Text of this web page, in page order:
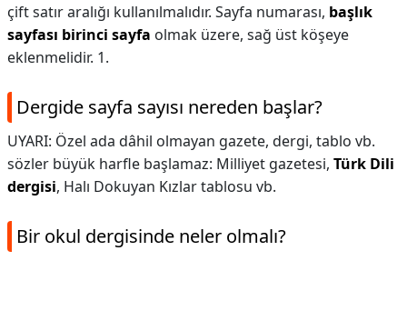
çift satır aralığı kullanılmalıdır. Sayfa numarası, başlık
sayfası birinci sayfa olmak üzere, sağ üst köşeye
eklenmelidir. 1.
Dergide sayfa sayısı nereden başlar?
UYARI: Özel ada dâhil olmayan gazete, dergi, tablo vb.
sözler büyük harfle başlamaz: Milliyet gazetesi, Türk Dili
dergisi, Halı Dokuyan Kızlar tablosu vb.
Bir okul dergisinde neler olmalı?